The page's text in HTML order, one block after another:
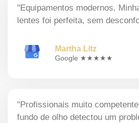
"Equipamentos modernos.
lentes foi perfeita, sem
Martha Litz
Google ★★★★★
"Profissionais muito
fundo de olho detectou um